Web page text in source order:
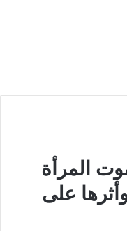
المرأة
على